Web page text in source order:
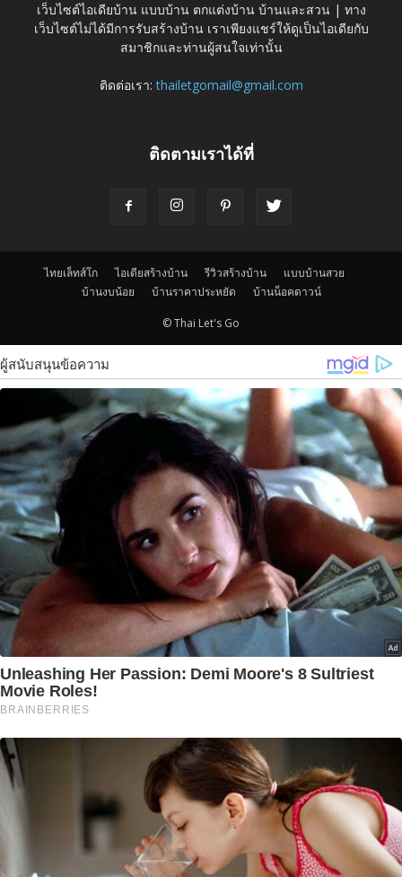
เว็บไซต์ไอเดียบ้าน แบบบ้าน ตกแต่งบ้าน บ้านและสวน | ทาง
เว็บไซต์ไม่ได้มีการรับสร้างบ้าน เราเพียงแชร์ให้ดูเป็นไอเดียกับ
สมาชิกและท่านผู้สนใจเท่านั้น
ติดต่อเรา:thailetgomail@gmail.com
ติดตามเราได้ที่
ไทยเล็ทส์โก ไอเดียสร้างบ้าน รีวิวสร้างบ้าน
แบบบ้านสวย
บ้านงบน้อย
บ้านราคาประหยัด บ้านน็อคดาวน์
© Thai Let's Go